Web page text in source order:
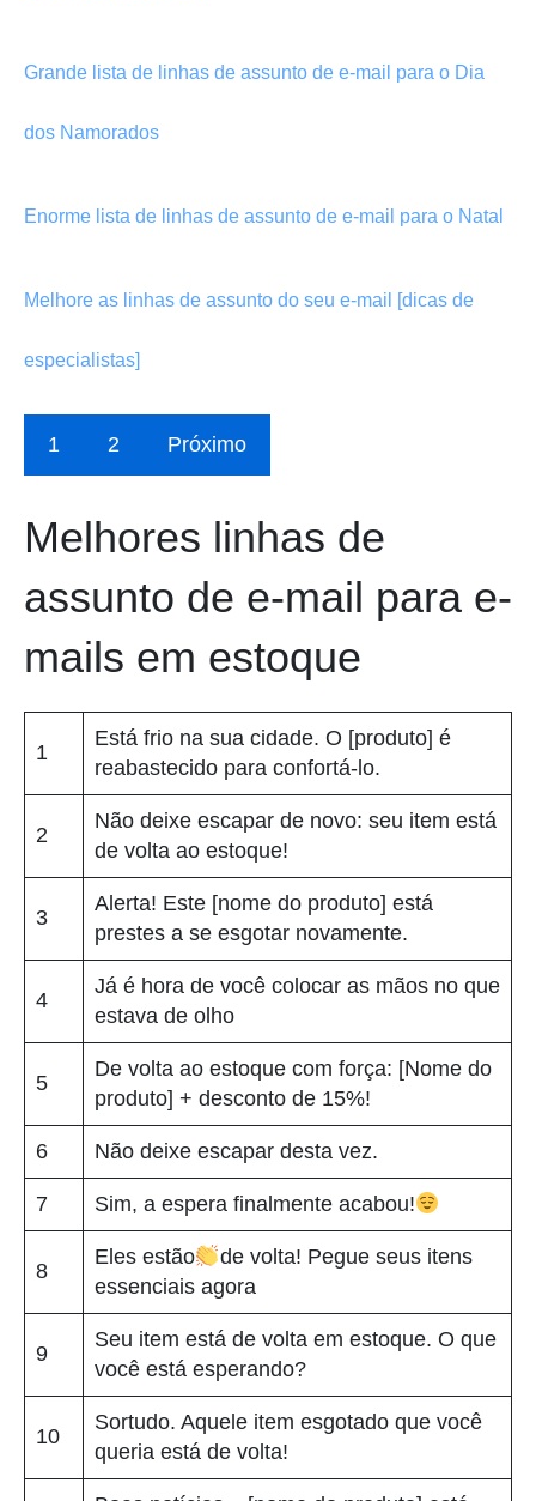
Grande lista de linhas de assunto de e-mail para o Dia
dos Namorados
Enorme lista de linhas de assunto de e-mail para o Natal
Melhore as linhas de assunto do seu e-mail [dicas de
especialistas]
1 2 Próximo
Melhores linhas de
assunto de e-mail para e-
mails em estoque
1
Está frio na sua cidade. O [produto] é
reabastecido para confortá-lo.
2
Não deixe escapar de novo: seu item está
de volta ao estoque!
3
Alerta! Este [nome do produto] está
prestes a se esgotar novamente.
4
Já é hora de você colocar as mãos no que
estava de olho
5
De volta ao estoque com força: [Nome do
produto] + desconto de 15%!
6 Não deixe escapar desta vez.
7 Sim, a espera finalmente acabou!
8
Eles estão
de volta! Pegue seus itens
essenciais agora
9
Seu item está de volta em estoque. O que
você está esperando?
10
Sortudo. Aquele item esgotado que você
queria está de volta!